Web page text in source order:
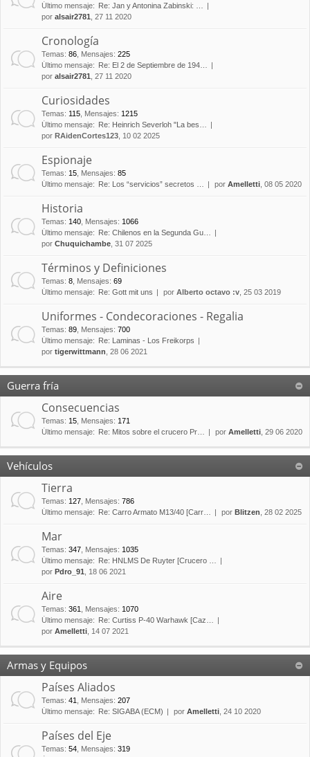
Último mensaje:
Re: Jan y Antonina Zabinski: …
por alsair2781 , 27 11 2020
Cronología
Temas: 86 Mensajes: 225
Último mensaje:
Re: El 2 de Septiembre de 194…
por alsair2781 , 27 11 2020
Curiosidades
Temas: 115 Mensajes: 1215
Último mensaje:
Re: Heinrich Severloh "La bes…
por RAidenCortes123 , 10 02 2025
Espionaje
Temas: 15 Mensajes: 85
Último mensaje:
Re: Los “servicios” secretos … por Amelletti , 08 05 2020
Historia
Temas: 140 Mensajes: 1066
Último mensaje:
Re: Chilenos en la Segunda Gu…
por Chuquichambe , 31 07 2025
Términos y Definiciones
Temas: 8 Mensajes: 69
Último mensaje:
Re: Gott mit uns por Alberto octavo :v , 25 03 2019
Uniformes - Condecoraciones - Regalia
Temas: 89 Mensajes: 700
Último mensaje:
Re: Laminas - Los Freikorps
por tigerwittmann , 28 06 2021
Guerra fría
Consecuencias
Temas: 15 Mensajes: 171
Último mensaje:
Re: Mitos sobre el crucero Pr… por Amelletti , 29 06 2020
Vehículos
Tierra
Temas: 127 Mensajes: 786
Último mensaje:
Re: Carro Armato M13/40 [Carr… por Blitzen , 28 02 2025
Mar
Temas: 347 Mensajes: 1035
Último mensaje:
Re: HNLMS De Ruyter [Crucero …
por Pdro_91 , 18 06 2021
Aire
Temas: 361 Mensajes: 1070
Último mensaje:
Re: Curtiss P-40 Warhawk [Caz…
por Amelletti , 14 07 2021
Armas y Equipos
Países Aliados
Temas: 41 Mensajes: 207
Último mensaje:
Re: SIGABA (ECM) por Amelletti , 24 10 2020
Países del Eje
Temas: 54 Mensajes: 319